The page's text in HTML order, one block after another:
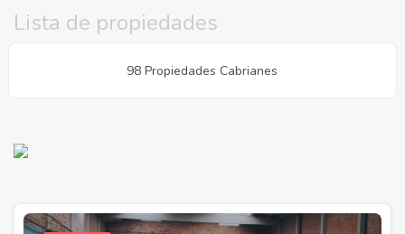
Lista de propiedades
98 Propiedades Cabrianes